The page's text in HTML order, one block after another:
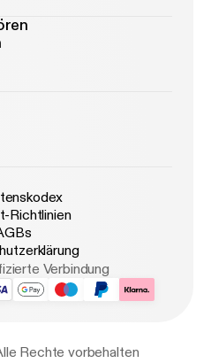
Richtlinien
Verbindung
Rechte vorbehalten